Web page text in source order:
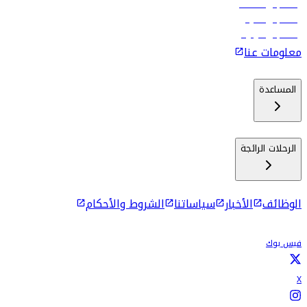
رحلات إلى مسقط
رحلات إلى ماليه
رحلات إلى كولومبو
معلومات عنا
المساعدة
الرحلات الرائجة
الوظائف الأخبار سياساتنا الشروط والأحكام
فيس بوك
X